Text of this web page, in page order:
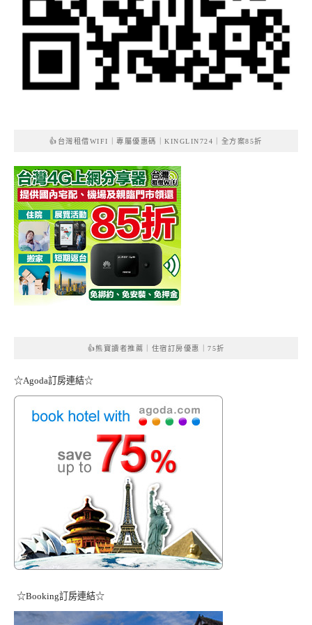
👍台灣租借WIFI｜專屬優惠碼｜KINGLIN724｜全方案85折
👍熊寶讀者推薦｜住宿訂房優惠｜75折
☆Agoda訂房連結☆
☆Booking訂房連結☆